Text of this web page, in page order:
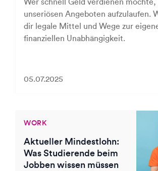
unseriösen Angeboten aufzulaufen.
dir legale Mittel und Wege zur
finanziellen Unabhängigkeit.
05.07.2025
WORK
Aktueller Mindestlohn:
Was Studierende beim
Jobben wissen müssen